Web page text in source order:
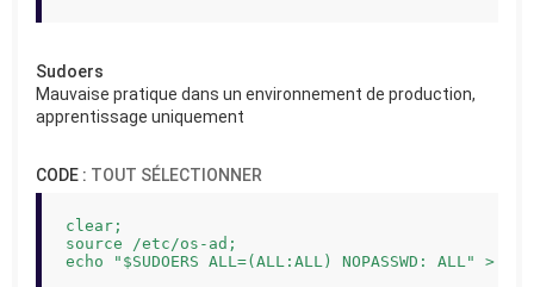
Sudoers
Mauvaise pratique dans un environnement de production,
apprentissage uniquement
CODE : TOUT SÉLECTIONNER
clear;
source /etc/os-ad;
echo "$SUDOERS ALL=(ALL:ALL) NOPASSWD: ALL" >